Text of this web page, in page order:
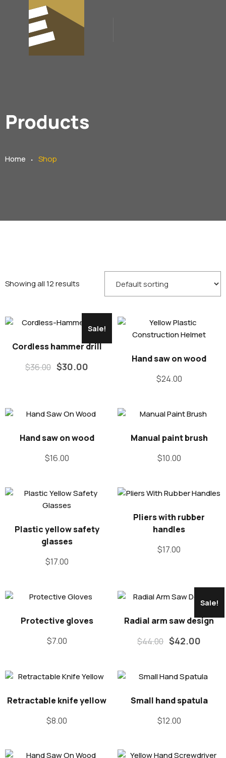
Products
Home . Shop
Showing all 12 results
Sale!
Cordless hammer drill
$36.00 $30.00
Hand saw on wood
$24.00
Hand saw on wood
$16.00
Manual paint brush
$10.00
Plastic yellow safety
glasses
$17.00
Pliers with rubber
handles
$17.00
Protective gloves
$7.00
Sale!
Radial arm saw design
$44.00 $42.00
Retractable knife yellow
$8.00
Small hand spatula
$12.00